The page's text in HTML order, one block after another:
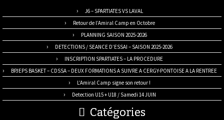
J6 – SPARTIATES VS LAVAL
Retour de l’Amiral Camp en Octobre
PLANNING SAISON 2025-2026
DETECTIONS / SEANCE D’ESSAI – SAISON 2025-2026
INSCRIPTION SPARTIATES – LA PROCEDURE
BPJEPS BASKET – CDSSA – DEUX FORMATIONS A SUIVRE A CERGY-PONTOISE A LA RENTREE
L’Amiral Camp signe son retour !
Detection U15 + U18 / Samedi 14 JUIN
Catégories